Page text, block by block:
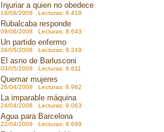
Injuriar a quien no obedece
18/06/2008 Lecturas: 8.418
Rubalcaba responde
09/06/2008 Lecturas: 8.643
Un partido enfermo
26/05/2008 Lecturas: 8.249
El asno de Barlusconi
03/05/2008 Lecturas: 8.611
Quemar mujeres
26/04/2008 Lecturas: 8.962
La imparable máquina
24/04/2008 Lecturas: 9.063
Agua para Barcelona
22/04/2008 Lecturas: 8.699